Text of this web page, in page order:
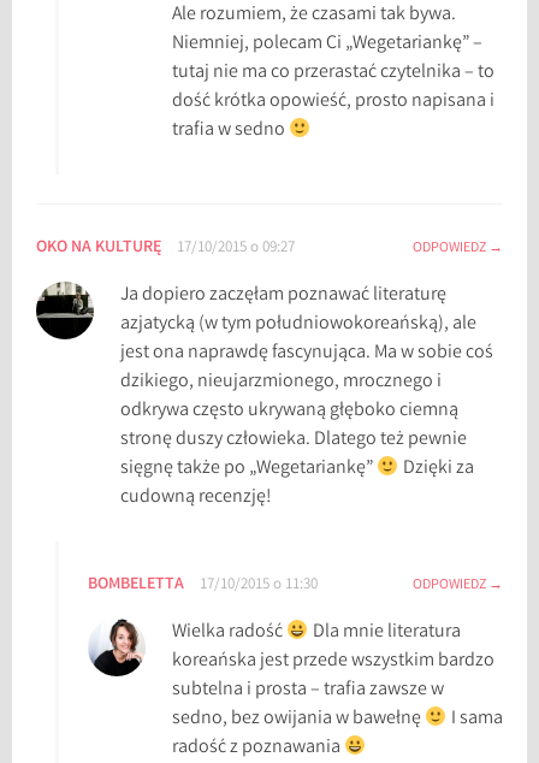
Ale rozumiem, że czasami tak bywa.
Niemniej, polecam Ci „Wegetariankę” –
tutaj nie ma co przerastać czytelnika – to
dość krótka opowieść, prosto napisana i
trafia w sedno
OKO NA KULTURĘ 17/10/2015 o 09:27 ODPOWIEDZ
Ja dopiero zaczęłam poznawać literaturę
azjatycką (w tym południowokoreańską), ale
jest ona naprawdę fascynująca. Ma w sobie coś
dzikiego, nieujarzmionego, mrocznego i
odkrywa często ukrywaną głęboko ciemną
stronę duszy człowieka. Dlatego też pewnie
sięgnę także po „Wegetariankę”
Dzięki za
cudowną recenzję!
BOMBELETTA 17/10/2015 o 11:30 ODPOWIEDZ
Wielka radość
Dla mnie literatura
koreańska jest przede wszystkim bardzo
subtelna i prosta – trafia zawsze w
sedno, bez owijania w bawełnę
I sama
radość z poznawania